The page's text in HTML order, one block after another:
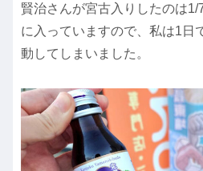
賢治さんが宮古入りしたのは
に入っていますので、私は1日
動してしまいました。